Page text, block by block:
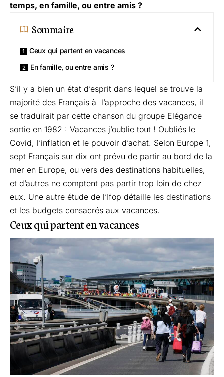
temps, en famille, ou entre amis ?
Sommaire
Ceux qui partent en vacances
En famille, ou entre amis ?
S’il y a bien un état d’esprit dans lequel se trouve la
majorité des Français à l’approche des vacances, il
se traduirait par cette chanson du groupe Elégance
sortie en 1982 : Vacances j’oublie tout ! Oubliés le
Covid, l’inflation et le pouvoir d’achat. Selon Europe 1,
sept Français sur dix ont prévu de partir au bord de la
mer en Europe, ou vers des destinations habituelles,
et d’autres ne comptent pas partir trop loin de chez
eux. Une autre étude de l’Ifop détaille les destinations
et les budgets consacrés aux vacances.
Ceux qui partent en vacances